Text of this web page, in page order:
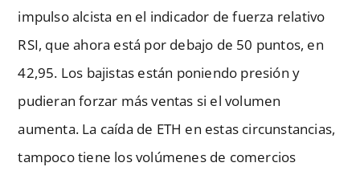
impulso alcista en el indicador de fuerza relativo
RSI, que ahora está por debajo de 50 puntos, en
42,95. Los bajistas están poniendo presión y
pudieran forzar más ventas si el volumen
aumenta. La caída de ETH en estas circunstancias,
tampoco tiene los volúmenes de comercios